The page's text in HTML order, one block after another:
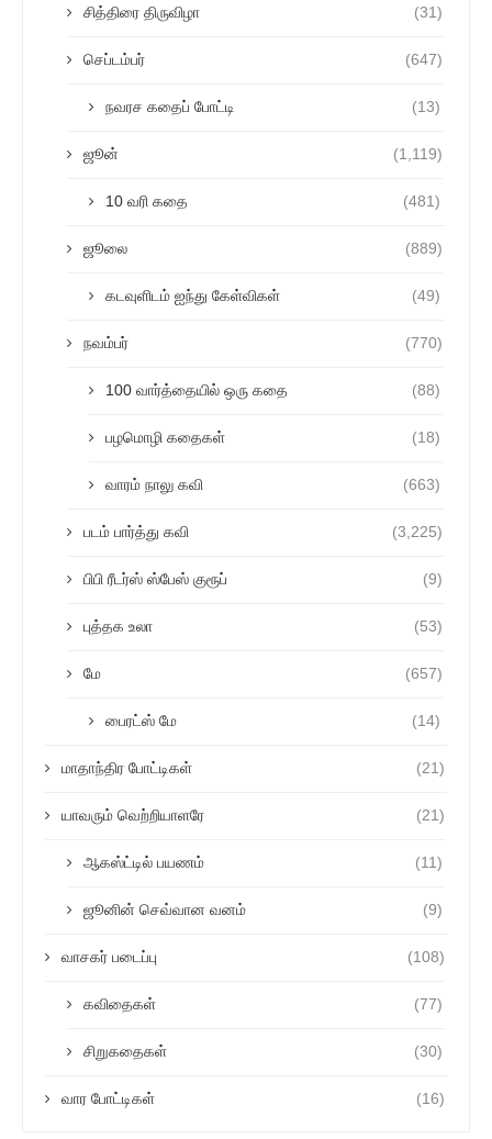
சித்திரை திருவிழா (31)
செப்டம்பர் (647)
நவரச கதைப் போட்டி (13)
ஜூன் (1,119)
10 வரி கதை (481)
ஜூலை (889)
கடவுளிடம் ஐந்து கேள்விகள் (49)
நவம்பர் (770)
100 வார்த்தையில் ஒரு கதை (88)
பழமொழி கதைகள் (18)
வாரம் நாலு கவி (663)
படம் பார்த்து கவி (3,225)
பிபி ரீடர்ஸ் ஸ்பேஸ் குரூப் (9)
புத்தக உலா (53)
மே (657)
பைரட்ஸ் மே (14)
மாதாந்திர போட்டிகள் (21)
யாவரும் வெற்றியாளரே (21)
ஆகஸ்ட்டில் பயணம் (11)
ஜூனின் செவ்வான வனம் (9)
வாசகர் படைப்பு (108)
கவிதைகள் (77)
சிறுகதைகள் (30)
வார போட்டிகள் (16)